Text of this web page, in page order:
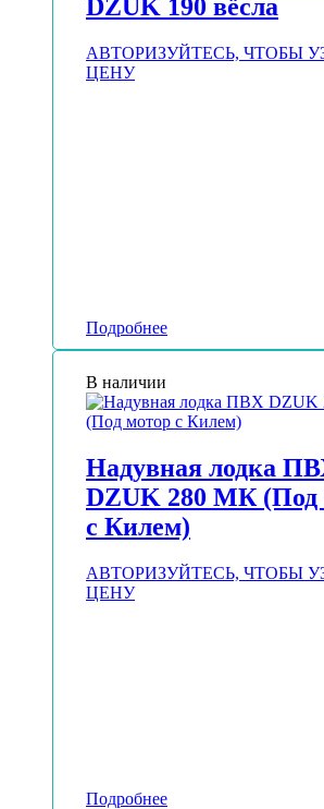
DZUK 190 вёсла
АВТОРИЗУЙТЕСЬ, ЧТОБЫ
ЦЕНУ
Подробнее
В наличии
Надувная лодка
DZUK 280 МК (Под
с Килем)
АВТОРИЗУЙТЕСЬ, ЧТОБЫ
ЦЕНУ
Подробнее